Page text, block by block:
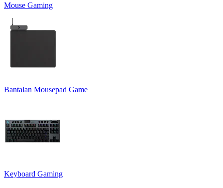
Mouse Gaming
Bantalan Mousepad Game
Keyboard Gaming